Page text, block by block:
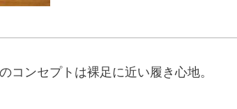
コンセプトは裸足に近い履き心地。